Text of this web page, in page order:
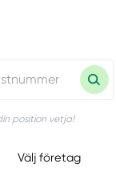
position vetja!
Välj företag